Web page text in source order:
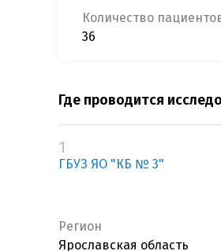
Количество
36
Где проводится
1
ГБУЗ ЯО "КБ № 3"
Регион
Ярославская область